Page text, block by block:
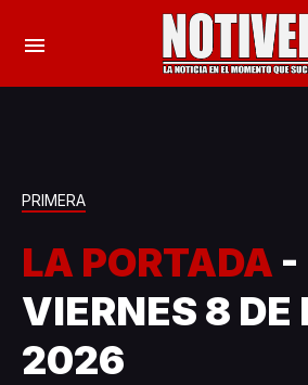
PRIMERA
LA PORTADA -
VIERNES 8 DE
2026